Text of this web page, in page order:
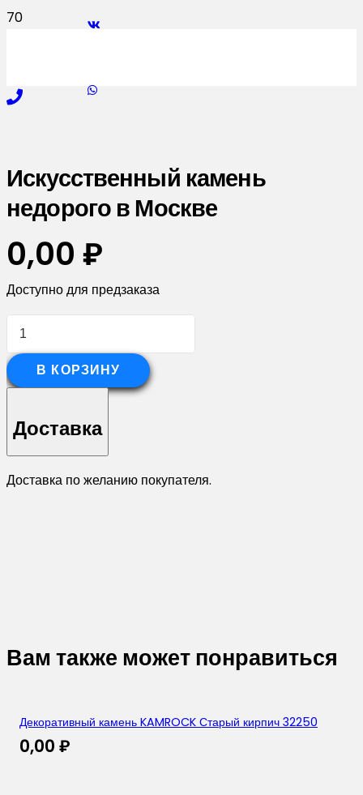
Искусственный камень
недорого в Москве
0,00 ₽
Доступно для предзаказа
Количество
Искусственный
камень
Москве
В КОРЗИНУ
Доставка
Доставка по желанию покупателя.
Вам также может понравиться
Декоративный камень KAMROCK Старый кирпич 32250
0,00 ₽